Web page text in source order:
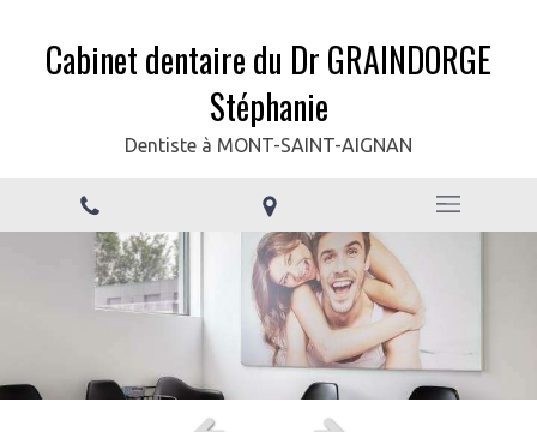
Cabinet dentaire du Dr GRAINDORGE
Stéphanie
Dentiste à MONT-SAINT-AIGNAN